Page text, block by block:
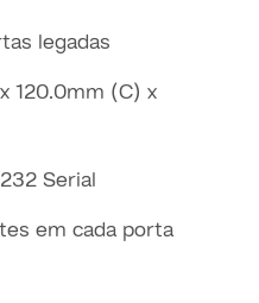
legadas
120.0mm (C) x
Serial
em cada porta